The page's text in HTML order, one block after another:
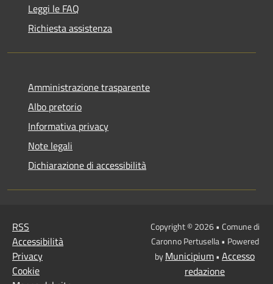
Leggi le FAQ
Richiesta assistenza
Amministrazione trasparente
Albo pretorio
Informativa privacy
Note legali
Dichiarazione di accessibilità
RSS
Accessibilità
Privacy
Cookie
Copyright © 2026 • Comune di
Caronno Pertusella • Powered
byMunicipium• Accesso
redazione